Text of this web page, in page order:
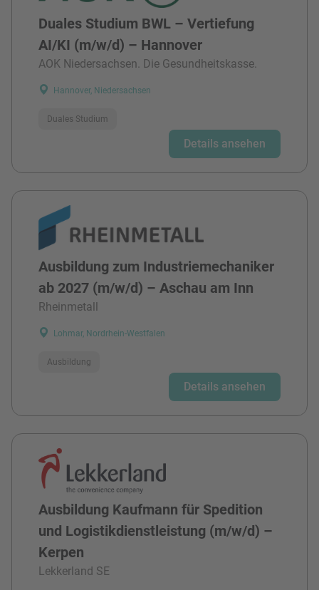
Duales Studium BWL – Vertiefung
AI/KI (m/w/d) – Hannover
AOK Niedersachsen. Die Gesundheitskasse.
Hannover, Niedersachsen
Duales Studium
Details ansehen
Ausbildung zum Industriemechaniker
ab 2027 (m/w/d) – Aschau am Inn
Rheinmetall
Lohmar, Nordrhein-Westfalen
Ausbildung
Details ansehen
Ausbildung Kaufmann für Spedition
und Logistikdienstleistung (m/w/d) –
Kerpen
Lekkerland SE